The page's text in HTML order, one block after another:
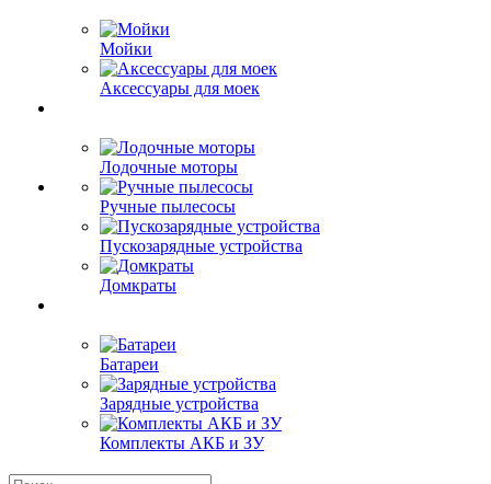
Мойки
Аксессуары для моек
Лодочные моторы
Ручные пылесосы
Пускозарядные устройства
Домкраты
Батареи
Зарядные устройства
Комплекты АКБ и ЗУ